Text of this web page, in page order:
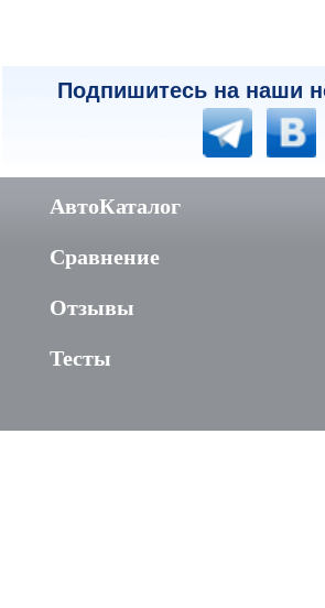
Подпишитесь на наши
АвтоКаталог
Сравнение
Отзывы
Тесты